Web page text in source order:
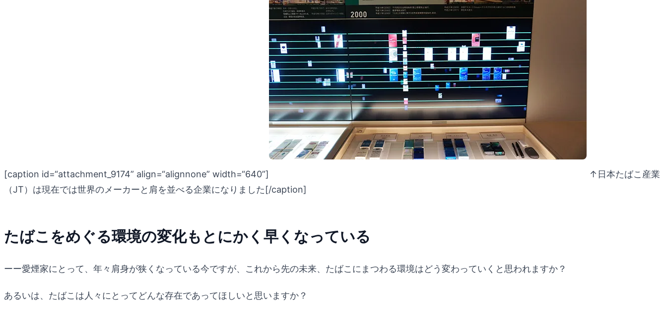
[caption id=“attachment_9174” align=“alignnone” width=“640”]
↑日本たばこ産業
（JT）は現在では世界のメーカーと肩を並べる企業になりました[/caption]
たばこをめぐる環境の変化もとにかく早くなっている
ーー愛煙家にとって、年々肩身が狭くなっている今ですが、これから先の未来、たばこにまつわる環境はどう変わっていくと思われますか？
あるいは、たばこは人々にとってどんな存在であってほしいと思いますか？